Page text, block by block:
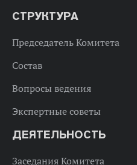
СТРУКТУРА
Председатель Комитета
Состав
Вопросы ведения
Экспертные советы
ДЕЯТЕЛЬНОСТЬ
Заседания Комитета